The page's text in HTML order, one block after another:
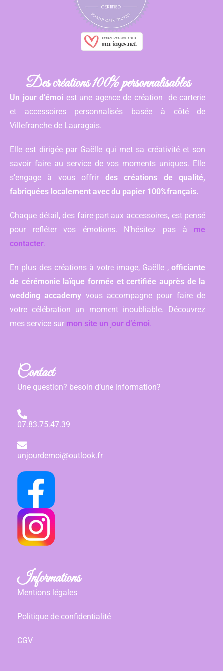
Des créations 100% personnalisables
Un jour d’émoi est une agence de création de carterie
et accessoires personnalisés basée à côté de
Villefranche de Lauragais.
Elle est dirigée par Gaëlle qui met sa créativité et son
savoir faire au service de vos moments uniques. Elle
s’engage à vous offrir des créations de qualité,
fabriquées localement avec du papier 100%français.
Chaque détail, des faire-part aux accessoires, est pensé
pour refléter vos émotions. N’hésitez pas à me
contacter.
En plus des créations à votre image, Gaëlle ,officiante
de cérémonie laïque formée et certifiée auprès de la
wedding accademy vous accompagne pour faire de
votre célébration un moment inoubliable. Découvrez
mes service sur mon site un jour d’émoi.
Contact
Une question? besoin d’une information?
07.83.75.47.39
unjourdemoi@outlook.fr
Informations
Mentions légales
Politique de confidentialité
CGV